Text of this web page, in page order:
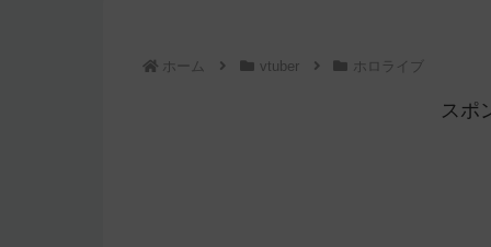
ホーム vtuber ホロライブ
スポ